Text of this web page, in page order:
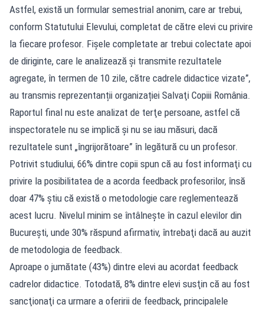
Astfel, există un formular semestrial anonim, care ar trebui,
conform Statutului Elevului, completat de către elevi cu privire
la fiecare profesor. Fişele completate ar trebui colectate apoi
de diriginte, care le analizează şi transmite rezultatele
agregate, în termen de 10 zile, către cadrele didactice vizate”,
au transmis reprezentanții organizației Salvaţi Copiii România.
Raportul final nu este analizat de terţe persoane, astfel că
inspectoratele nu se implică şi nu se iau măsuri, dacă
rezultatele sunt „îngrijorătoare” în legătură cu un profesor.
Potrivit studiului, 66% dintre copii spun că au fost informaţi cu
privire la posibilitatea de a acorda feedback profesorilor, însă
doar 47% ştiu că există o metodologie care reglementează
acest lucru. Nivelul minim se întâlneşte în cazul elevilor din
Bucureşti, unde 30% răspund afirmativ, întrebaţi dacă au auzit
de metodologia de feedback.
Aproape o jumătate (43%) dintre elevi au acordat feedback
cadrelor didactice. Totodată, 8% dintre elevi susţin că au fost
sancţionaţi ca urmare a oferirii de feedback, principalele